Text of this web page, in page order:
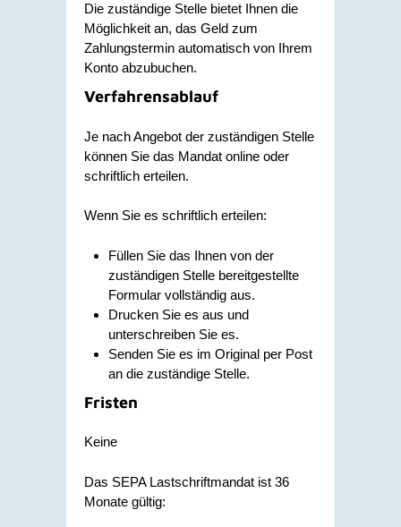
Die zuständige Stelle bietet Ihnen die
Möglichkeit an, das Geld zum
Zahlungstermin automatisch von Ihrem
Konto abzubuchen.
Verfahrensablauf
Je nach Angebot der zuständigen Stelle
können Sie das Mandat online oder
schriftlich erteilen.
Wenn Sie es schriftlich erteilen:
Füllen Sie das Ihnen von der
zuständigen Stelle bereitgestellte
Formular vollständig aus.
Drucken Sie es aus und
unterschreiben Sie es.
Senden Sie es im Original per Post
an die zuständige Stelle.
Fristen
Keine
Das SEPA Lastschriftmandat ist 36
Monate gültig: